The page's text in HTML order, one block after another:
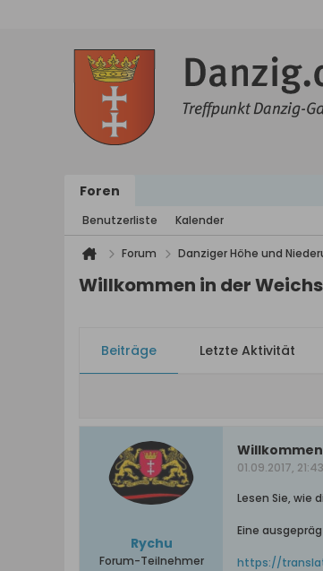
Foren
Benutzerliste Kalender
Forum Danziger Höhe und
Willkommen in der
Beiträge Letzte Aktivität
Rychu
Forum-Teilnehmer
01.09.2017, 21:43
Lesen Sie, wie
Eine
https://